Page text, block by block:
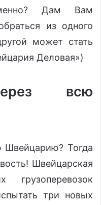
Дам Вам
из одного
может стать
Деловая»)
всю
Швейцарию? Тогда
Швейцарская
грузоперевозок
три новых